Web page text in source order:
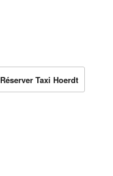
Réserver Taxi Hoerdt